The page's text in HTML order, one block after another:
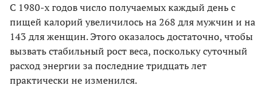
С 1980-х годов число получаемых каждый день с
пищей калорий увеличилось на 268 для мужчин и на
143 для женщин. Этого оказалось достаточно, чтобы
вызвать стабильный рост веса, поскольку суточный
расход энергии за последние тридцать лет
практически не изменился.